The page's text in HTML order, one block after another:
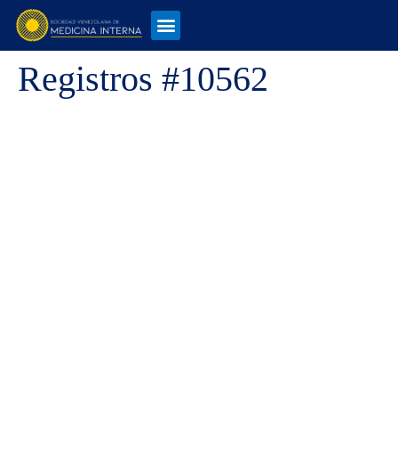
Registros #10562